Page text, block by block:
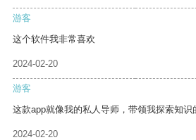
游客
这个软件我非常喜欢
2024-02-20
游客
这款app就像我的私人导师，带领我探索知识
2024-02-20